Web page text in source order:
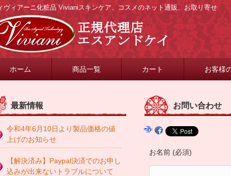
ヴィアーニ化粧品 Vivianiスキンケア、コスメのネット通販、お取り寄せ
ホーム 商品一覧 カート お客様
お問い合わせ
お名前 (必須)
最新情報
令和4年6月10日より製品価格の値
上げのお知らせ
【解決済み】Paypal決済でのお申し
込みが出来ないトラブルについて